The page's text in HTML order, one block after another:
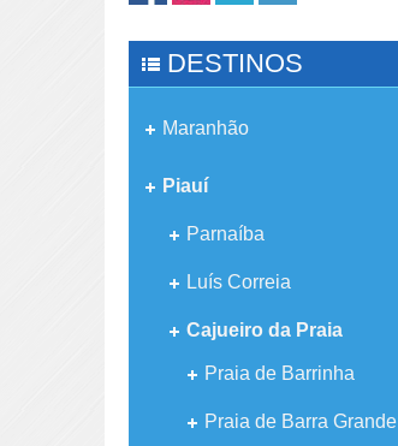
DESTINOS
Maranhão
Piauí
Parnaíba
Luís Correia
Cajueiro da Praia
Praia de Barrinha
Praia de Barra Grande